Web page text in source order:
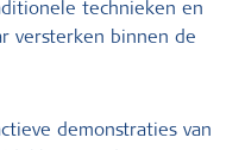
technieken en
versterken binnen de
demonstraties van